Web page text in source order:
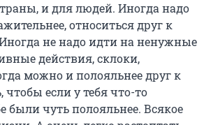
и для людей. Иногда надо
относиться друг к
не надо идти на ненужные
действия, склоки,
можно и полояльнее друг к
чтобы если у тебя что-то
были чуть полояльнее. Всякое